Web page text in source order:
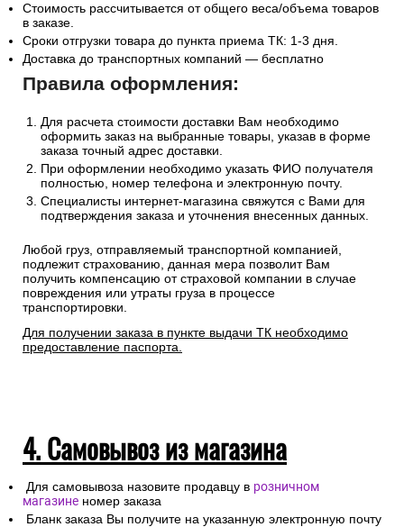
Стоимость рассчитывается от общего веса/объема товаров
в заказе.
Сроки отгрузки товара до пункта приема ТК: 1-3 дня.
Доставка до транспортных компаний — бесплатно
Правила оформления:
Для расчета стоимости доставки Вам необходимо
оформить заказ на выбранные товары, указав в форме
заказа точный адрес доставки.
При оформлении необходимо указать ФИО получателя
полностью, номер телефона и электронную почту.
Специалисты интернет-магазина свяжутся с Вами для
подтверждения заказа и уточнения внесенных данных.
Любой груз, отправляемый транспортной компанией,
подлежит страхованию, данная мера позволит Вам
получить компенсацию от страховой компании в случае
повреждения или утраты груза в процессе
транспортировки.
Для получении заказа в пункте выдачи ТК необходимо
предоставление паспорта.
4. Самовывоз из магазина
Для самовывоза назовите продавцу в розничном
магазине номер заказа
Бланк заказа Вы получите на указанную электронную почту